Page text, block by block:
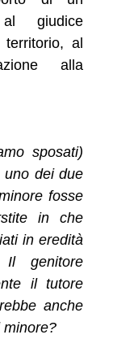
giudice
territorio, al
alla
sposati)
dei due
fosse
in che
in eredità
Il genitore
il tutore
anche
minore?